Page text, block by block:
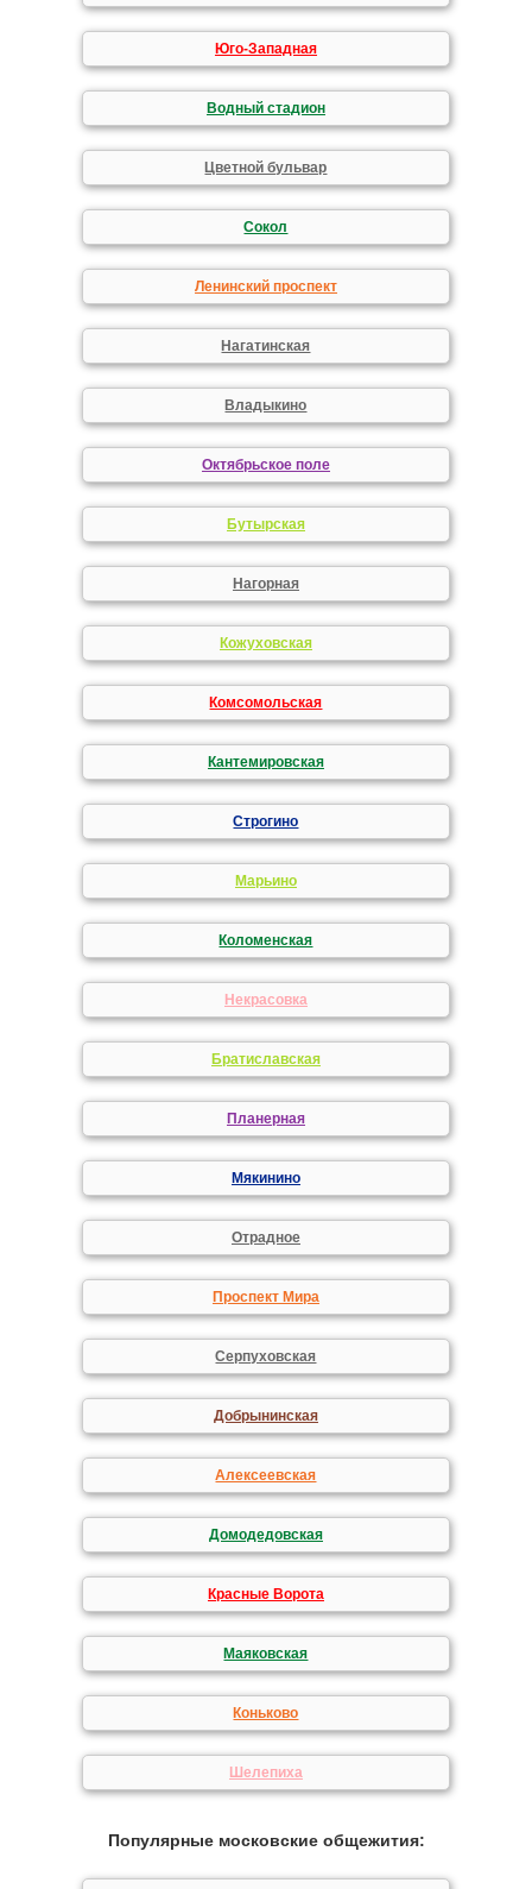
Юго-Западная
Водный стадион
Цветной бульвар
Сокол
Ленинский проспект
Нагатинская
Владыкино
Октябрьское поле
Бутырская
Нагорная
Кожуховская
Комсомольская
Кантемировская
Строгино
Марьино
Коломенская
Некрасовка
Братиславская
Планерная
Мякинино
Отрадное
Проспект Мира
Серпуховская
Добрынинская
Алексеевская
Домодедовская
Красные Ворота
Маяковская
Коньково
Шелепиха
Популярные московские общежития: